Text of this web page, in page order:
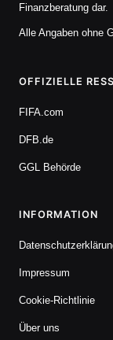
Finanzberatung dar.
Alle Angaben ohne
OFFIZIELLE
FIFA.com
DFB.de
GGL Behörde
INFORMATION
Impressum
Cookie-Richtlinie
Über uns